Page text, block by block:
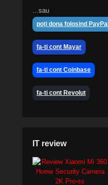
...sau
poți dona folosind PayPal
fa-ti cont Mayar
fa-ti cont Coinbase
fa-ti cont Revolut
IT review